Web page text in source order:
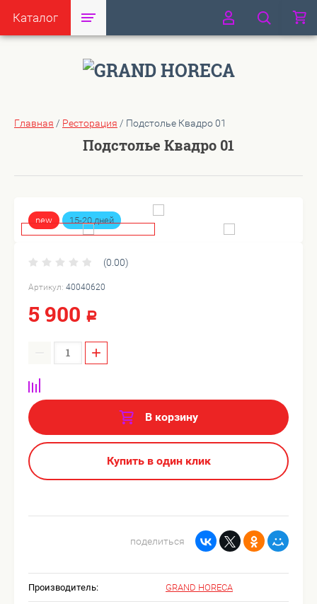
Каталог
Главная / Ресторация / Подстолье Квадро 01
Подстолье Квадро 01
new 15-20 дней
(0.00)
Артикул: 40040620
5 900 Р
− +
В корзину
Купить в один клик
поделиться
Производитель: GRAND HORECA